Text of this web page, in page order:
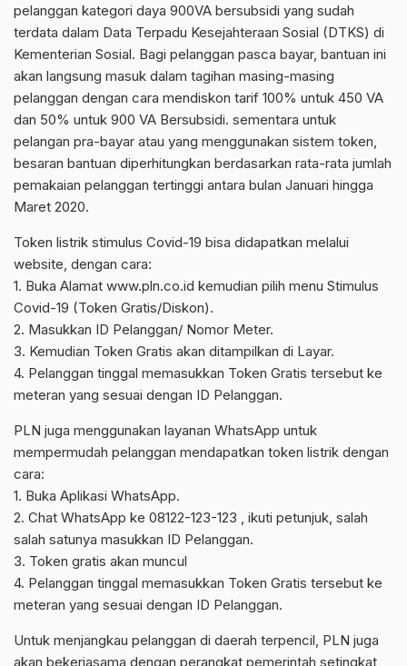
pelanggan kategori daya 900VA bersubsidi yang sudah
terdata dalam Data Terpadu Kesejahteraan Sosial (DTKS) di
Kementerian Sosial. Bagi pelanggan pasca bayar, bantuan ini
akan langsung masuk dalam tagihan masing-masing
pelanggan dengan cara mendiskon tarif 100% untuk 450 VA
dan 50% untuk 900 VA Bersubsidi. sementara untuk
pelangan pra-bayar atau yang menggunakan sistem token,
besaran bantuan diperhitungkan berdasarkan rata-rata jumlah
pemakaian pelanggan tertinggi antara bulan Januari hingga
Maret 2020.
Token listrik stimulus Covid-19 bisa didapatkan melalui
website, dengan cara:
1. Buka Alamat www.pln.co.id kemudian pilih menu Stimulus
Covid-19 (Token Gratis/Diskon).
2. Masukkan ID Pelanggan/ Nomor Meter.
3. Kemudian Token Gratis akan ditampilkan di Layar.
4. Pelanggan tinggal memasukkan Token Gratis tersebut ke
meteran yang sesuai dengan ID Pelanggan.
PLN juga menggunakan layanan WhatsApp untuk
mempermudah pelanggan mendapatkan token listrik dengan
cara:
1. Buka Aplikasi WhatsApp.
2. Chat WhatsApp ke 08122-123-123 , ikuti petunjuk, salah
salah satunya masukkan ID Pelanggan.
3. Token gratis akan muncul
4. Pelanggan tinggal memasukkan Token Gratis tersebut ke
meteran yang sesuai dengan ID Pelanggan.
Untuk menjangkau pelanggan di daerah terpencil, PLN juga
akan bekerjasama dengan perangkat pemerintah setingkat